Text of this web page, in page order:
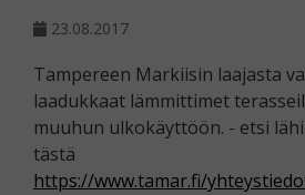
23.08.2017
Tampereen Markiisin laajasta
laadukkaat lämmittimet
muuhun ulkokäyttöön. - etsi
tästä
https://www.tamar.fi/